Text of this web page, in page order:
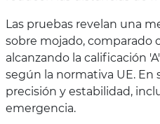
Las pruebas revelan una
sobre mojado, comparado
alcanzando la calificación
según la normativa UE. En
precisión y estabilidad,
emergencia.